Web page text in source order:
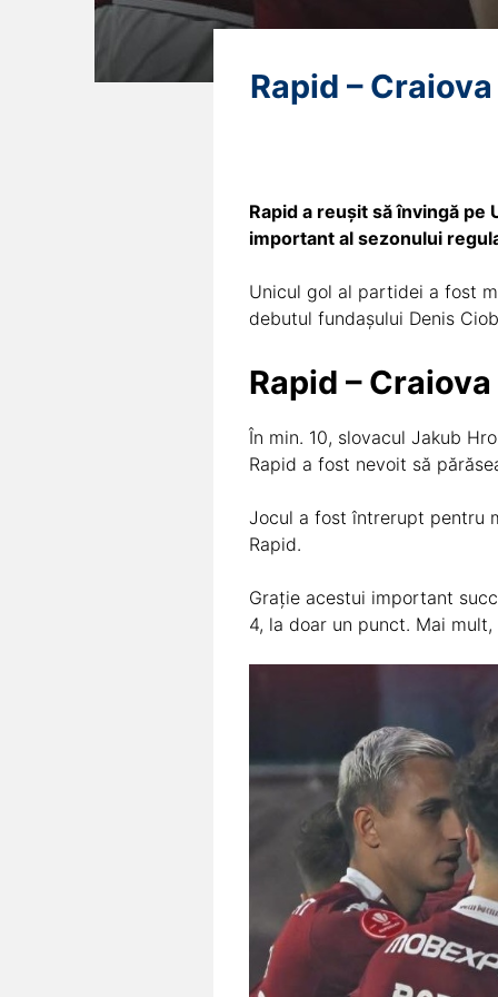
Rapid –
Rapid a reușit să învingă
important al sezonului
Unicul gol al partidei a fost
debutul fundașului Denis
Rapid –
În min. 10, slovacul Jakub
Rapid a fost nevoit să
Jocul a fost întrerupt pentru
Rapid.
Grație acestui important
4, la doar un punct. Mai